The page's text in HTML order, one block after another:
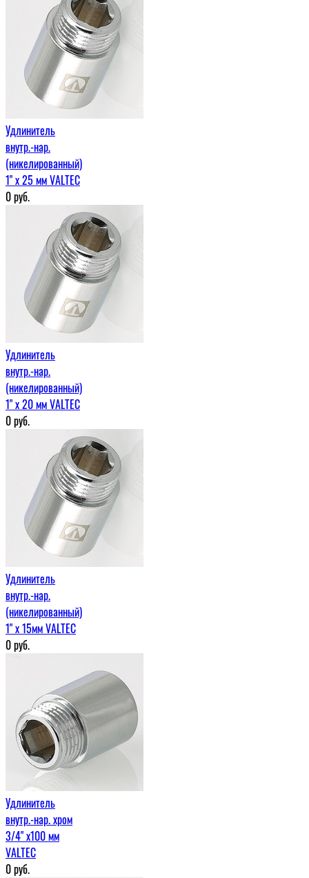
Удлинитель
внутр.-нар.
(никелированный)
1" х 25 мм VALTEC
0руб.
Удлинитель
внутр.-нар.
(никелированный)
1" х 20 мм VALTEC
0руб.
Удлинитель
внутр.-нар.
(никелированный)
1" х 15мм VALTEC
0руб.
Удлинитель
внутр.-нар. хром
3/4" х100 мм
VALTEC
0руб.